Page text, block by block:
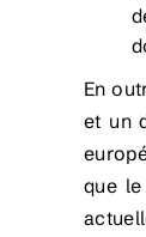
En
et un
que